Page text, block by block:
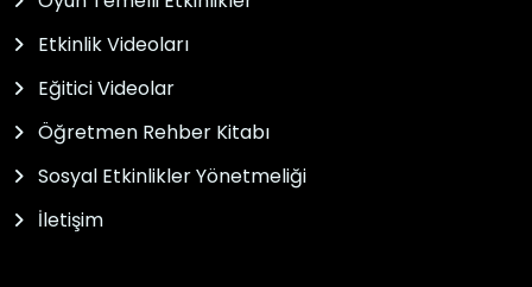
Etkinlik Videoları
Eğitici Videolar
Öğretmen Rehber Kitabı
Sosyal Etkinlikler Yönetmeliği
İletişim